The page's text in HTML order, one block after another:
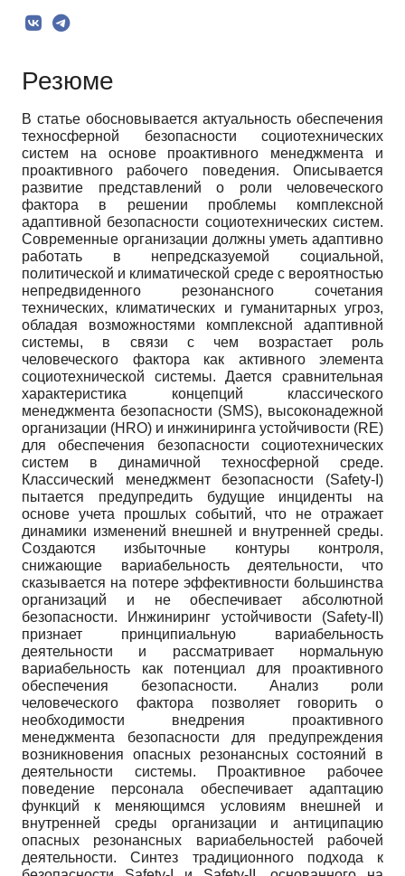
Резюме
В статье обосновывается актуальность обеспечения
техносферной безопасности социотехнических
систем на основе проактивного менеджмента и
проактивного рабочего поведения. Описывается
развитие представлений о роли человеческого
фактора в решении проблемы комплексной
адаптивной безопасности социотехнических систем.
Современные организации должны уметь адаптивно
работать в непредсказуемой социальной,
политической и климатической среде с вероятностью
непредвиденного резонансного сочетания
технических, климатических и гуманитарных угроз,
обладая возможностями комплексной адаптивной
системы, в связи с чем возрастает роль
человеческого фактора как активного элемента
социотехнической системы. Дается сравнительная
характеристика концепций классического
менеджмента безопасности (SMS), высоконадежной
организации (HRO) и инжиниринга устойчивости (RE)
для обеспечения безопасности социотехнических
систем в динамичной техносферной среде.
Классический менеджмент безопасности (Safety-I)
пытается предупредить будущие инциденты на
основе учета прошлых событий, что не отражает
динамики изменений внешней и внутренней среды.
Создаются избыточные контуры контроля,
снижающие вариабельность деятельности, что
сказывается на потере эффективности большинства
организаций и не обеспечивает абсолютной
безопасности. Инжиниринг устойчивости (Safety-II)
признает принципиальную вариабельность
деятельности и рассматривает нормальную
вариабельность как потенциал для проактивного
обеспечения безопасности. Анализ роли
человеческого фактора позволяет говорить о
необходимости внедрения проактивного
менеджмента безопасности для предупреждения
возникновения опасных резонансных состояний в
деятельности системы. Проактивное рабочее
поведение персонала обеспечивает адаптацию
функций к меняющимся условиям внешней и
внутренней среды организации и антиципацию
опасных резонансных вариабельностей рабочей
деятельности. Синтез традиционного подхода к